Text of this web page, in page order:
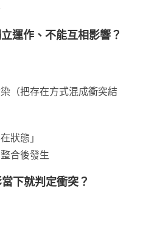
運作、不能互相影響？
（把存在方式混成衝突結
狀態」
合後發生
下就判定衝突？